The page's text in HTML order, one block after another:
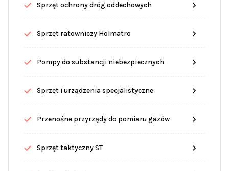
Sprzęt ochrony dróg oddechowych
Sprzęt ratowniczy Holmatro
Pompy do substancji niebezpiecznych
Sprzęt i urządzenia specjalistyczne
Przenośne przyrządy do pomiaru gazów
Sprzęt taktyczny ST